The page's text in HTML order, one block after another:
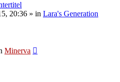
20:36 » in Lara's Generation
Minerva